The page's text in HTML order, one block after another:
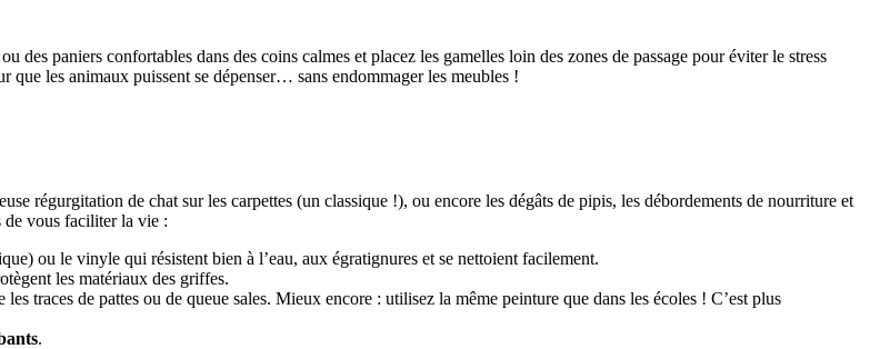
paniers confortables dans des coins calmes et placez les gamelles loin des zones de passage pour éviter le stress
que les animaux puissent se dépenser… sans endommager les meubles !
régurgitation de chat sur les carpettes (un classique !), ou encore les dégâts de pipis, les débordements de nourriture et
de vous faciliter la vie :
ou le vinyle qui résistent bien à l’eau, aux égratignures et se nettoient facilement.
les matériaux des griffes.
traces de pattes ou de queue sales. Mieux encore : utilisez la même peinture que dans les écoles ! C’est plus
.